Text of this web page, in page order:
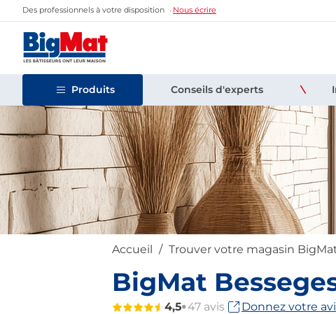
Des professionnels à votre disposition Nous écrire
Produits Conseils d'experts
Accueil Trouver votre magasin
BigMat
4,5 47 avis
Donnez votre